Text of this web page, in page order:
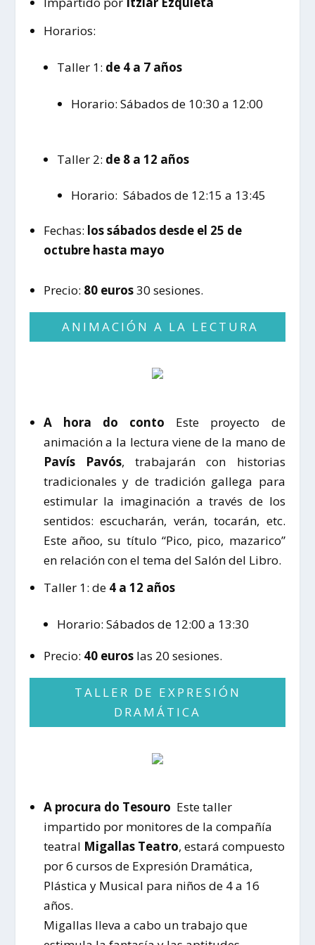
Horarios:
Taller 1: de 4 a 7 años
Horario: Sábados de 10:30 a 12:00
Taller 2: de 8 a 12 años
Horario: Sábados de 12:15 a 13:45
Fechas: los sábados desde el 25 de
octubre hasta mayo
Precio: 80 euros30 sesiones.
ANIMACIÓN A LA LECTURA
A hora do conto Este proyecto de
animación a la lectura viene de la mano de
Pavís Pavós, trabajarán con historias
tradicionales y de tradición gallega para
estimular la imaginación a través de los
sentidos: escucharán, verán, tocarán, etc.
Este añoo, su título “Pico, pico, mazarico”
en relación con el tema del Salón del Libro.
Taller 1: de4 a 12 años
Horario: Sábados de 12:00 a 13:30
Precio: 40 euroslas 20 sesiones.
TALLER DE EXPRESIÓN
DRAMÁTICA
A procura do Tesouro Este taller
impartido por monitores de la compañía
teatral Migallas Teatro, estará compuesto
por 6 cursos de Expresión Dramática,
Plástica y Musical para niños de 4 a 16
años.
Migallas lleva a cabo un trabajo que